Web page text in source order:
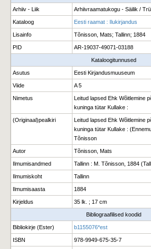
Arhiiv - Liik Arhiivraamatukogu - Säilik /
Kataloog Eesti raamat : Ilukirjandus
Lisainfo Tõnisson, Mats; Tallinn; 1884
PID AR-19037-49071-03188
Kataloogitunnused
Asutus Eesti Kirjandusmuuseum
Viide A 5
Nimetus
Leitud lapsed Ehk Wõitlemine
kuninga tütar Kullake :
(Originaal)pealkiri
Leitud lapsed Ehk Wõitlemine
kuninga tütar Kullake :
Tõnisson
Autor Tõnisson, Mats
Ilmumisandmed Tallinn : M. Tõnisson, 1884
Ilmumiskoht Tallinn
Ilmumisaasta 1884
Kirjeldus 35 lk. ; 17 cm
Bibliograafilised koodid
Bibliokirje (Ester) b1155076*est
ISBN 978-9949-675-35-7